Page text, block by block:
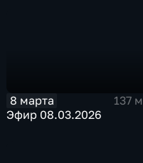
8 марта
137
Эфир 08.03.2026